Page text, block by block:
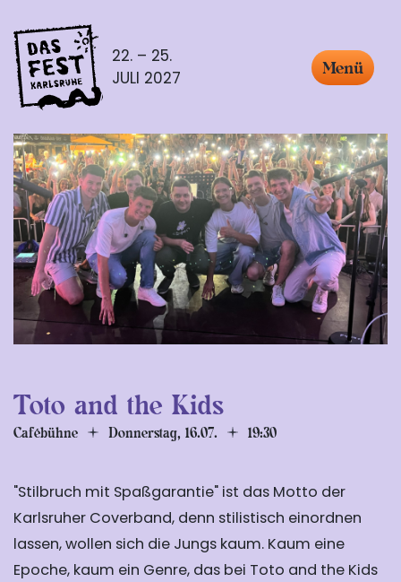
22. – 25.
JULI 2027
Menü
Toto and the Kids
Cafébühne Donnerstag, 16.07. 19:30
"Stilbruch mit Spaßgarantie" ist das Motto der
Karlsruher Coverband, denn stilistisch einordnen
lassen, wollen sich die Jungs kaum. Kaum eine
Epoche, kaum ein Genre, das bei Toto and the Kids